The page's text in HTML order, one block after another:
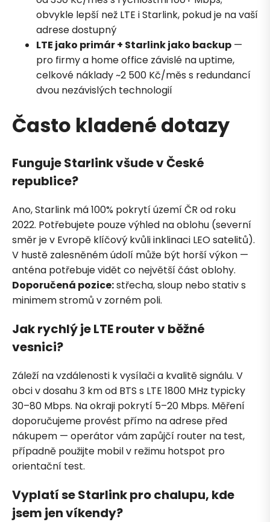
obvykle lepší než LTE i Starlink, pokud je na vaší
adrese dostupný
LTE jako primár + Starlink jako backup —
pro firmy a home office závislé na uptime,
celkové náklady ~2 500 Kč/měs s redundancí
dvou nezávislých technologií
Často kladené dotazy
Funguje Starlink všude v České
republice?
Ano, Starlink má 100% pokrytí území ČR od roku
2022. Potřebujete pouze výhled na oblohu (severní
směr je v Evropě klíčový kvůli inklinaci LEO satelitů).
V hustě zalesněném údolí může být horší výkon —
anténa potřebuje vidět co největší část oblohy.
Doporučená pozice:střecha, sloup nebo stativ s
minimem stromů v zorném poli.
Jak rychlý je LTE router v běžné
vesnici?
Záleží na vzdálenosti k vysílači a kvalitě signálu. V
obci v dosahu 3 km od BTS s LTE 1800 MHz typicky
30–80 Mbps. Na okraji pokrytí 5–20 Mbps. Měření
doporučujeme provést přímo na adrese před
nákupem — operátor vám zapůjčí router na test,
případně použijte mobil v režimu hotspot pro
orientační test.
Vyplatí se Starlink pro chalupu, kde
jsem jen víkendy?